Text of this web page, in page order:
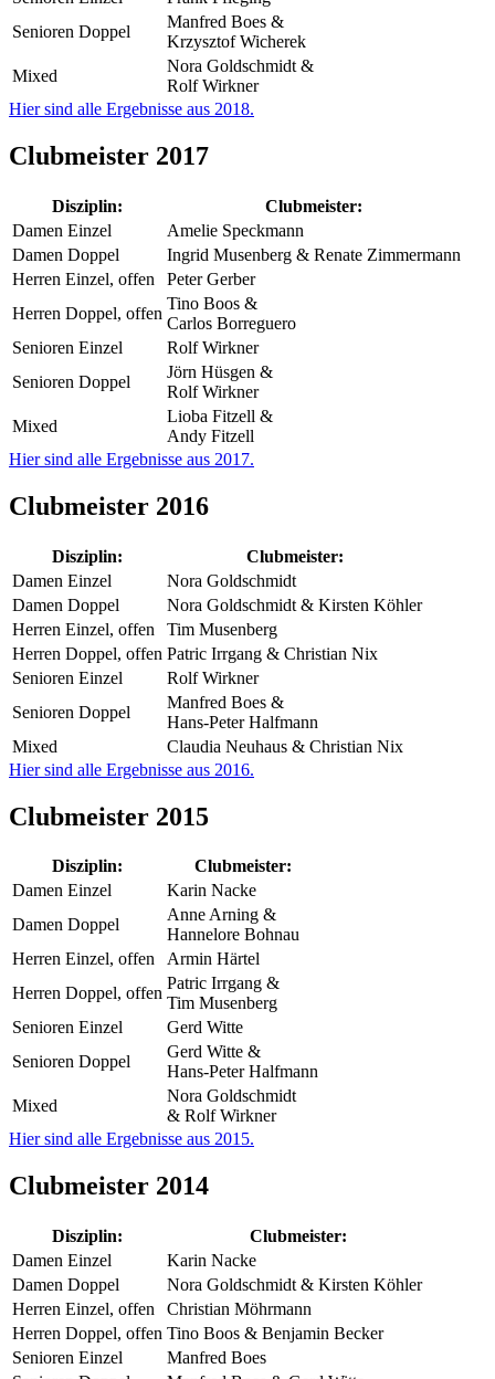
Senioren Doppel
Manfred Boes &
Krzysztof Wicherek
Mixed
Nora Goldschmidt &
Rolf Wirkner
Hier sind alle Ergebnisse aus 2018.
Clubmeister 2017
Disziplin:
Clubmeister:
Damen Einzel
Amelie Speckmann
Damen Doppel
Ingrid Musenberg & Renate Zimmermann
Herren Einzel, offen
Peter Gerber
Herren Doppel, offen
Tino Boos &
Carlos Borreguero
Senioren Einzel
Rolf Wirkner
Senioren Doppel
Jörn Hüsgen &
Rolf Wirkner
Mixed
Lioba Fitzell &
Andy Fitzell
Hier sind alle Ergebnisse aus 2017.
Clubmeister 2016
Disziplin:
Clubmeister:
Damen Einzel
Nora Goldschmidt
Damen Doppel
Nora Goldschmidt & Kirsten Köhler
Herren Einzel, offen
Tim Musenberg
Herren Doppel, offen Patric Irrgang & Christian Nix
Senioren Einzel
Rolf Wirkner
Senioren Doppel
Manfred Boes &
Hans-Peter Halfmann
Mixed
Claudia Neuhaus & Christian Nix
Hier sind alle Ergebnisse aus 2016.
Clubmeister 2015
Disziplin:
Clubmeister:
Damen Einzel
Karin Nacke
Damen Doppel
Anne Arning &
Hannelore Bohnau
Herren Einzel, offen
Armin Härtel
Herren Doppel, offen
Patric Irrgang &
Tim Musenberg
Senioren Einzel
Gerd Witte
Senioren Doppel
Gerd Witte &
Hans-Peter Halfmann
Mixed
Nora Goldschmidt
& Rolf Wirkner
Hier sind alle Ergebnisse aus 2015.
Clubmeister 2014
Disziplin:
Clubmeister:
Damen Einzel
Karin Nacke
Damen Doppel
Nora Goldschmidt & Kirsten Köhler
Herren Einzel, offen
Christian Möhrmann
Herren Doppel, offen Tino Boos & Benjamin Becker
Senioren Einzel
Manfred Boes